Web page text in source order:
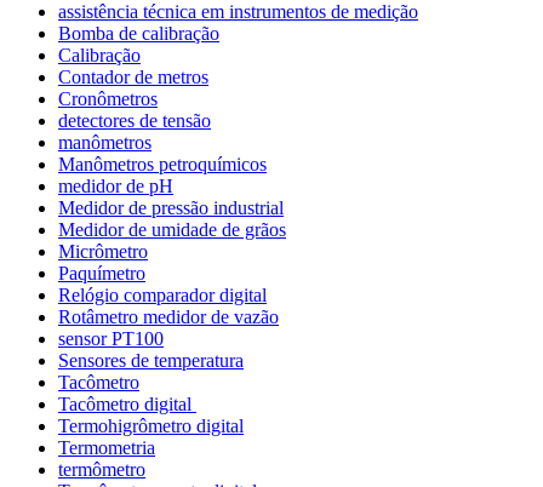
assistência técnica em instrumentos de medição
Bomba de calibração
Calibração
Contador de metros
Cronômetros
detectores de tensão
manômetros
Manômetros petroquímicos
medidor de pH
Medidor de pressão industrial
Medidor de umidade de grãos
Micrômetro
Paquímetro
Relógio comparador digital
Rotâmetro medidor de vazão
sensor PT100
Sensores de temperatura
Tacômetro
Tacômetro digital
Termohigrômetro digital
Termometria
termômetro